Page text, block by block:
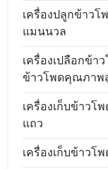
เครื่องปลูกข้าวโ
แมนนวล
เครื่องเปลือกข้า
ข้าวโพดคุณภาพ
เครื่องเก็บข้าวโ
แถว
เครื่องเก็บข้าวโ